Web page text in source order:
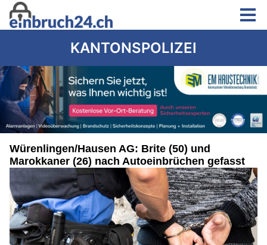
KANTONSPOLIZEI
Würenlingen/Hausen AG: Brite (50) und
Marokkaner (26) nach Autoeinbrüchen gefasst